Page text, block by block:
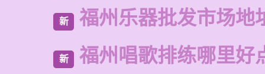
新 福州乐器批发市场地
新 福州唱歌排练哪里好